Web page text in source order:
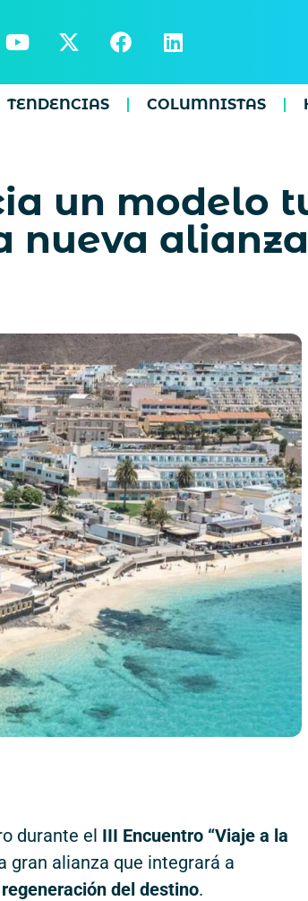
TENDENCIAS COLUMNISTAS
un modelo
nueva
durante el III Encuentro “Viaje a la
gran alianza que integrará a
regeneración del destino.